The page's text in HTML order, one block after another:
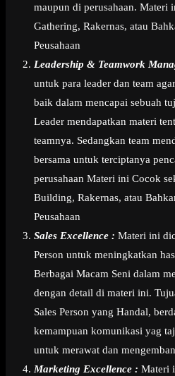
maupun di perusahaan.
Gathering, Rakernas, atau
Peusahaan
Leadership & Teamwork
untuk para leader dan team
baik dalam mencapai sebuah
Leader mendapatkan materi
teamnya. Sedangkan team
bersama untuk terciptanya
perusahaan Materi ini Cocok
Building, Rakernas, atau
Peusahaan
Sales Excellence : Materi ini
Person untuk meningkatkan
Berbagai Macam Seni dalam
dengan detail di materi ini.
Sales Person yang Handal,
kemampuan komunikasi yag
untuk merawat dan
Marketing Excellence : Materi